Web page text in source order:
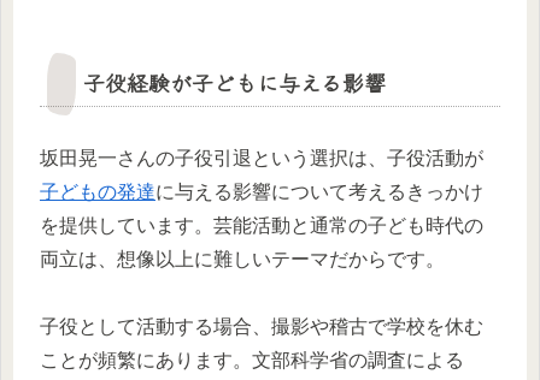
子役経験が子どもに与える影響
坂田晃一さんの子役引退という選択は、子役活動が
子どもの発達に与える影響について考えるきっかけ
を提供しています。芸能活動と通常の子ども時代の
両立は、想像以上に難しいテーマだからです。
子役として活動する場合、撮影や稽古で学校を休む
ことが頻繁にあります。文部科学省の調査による